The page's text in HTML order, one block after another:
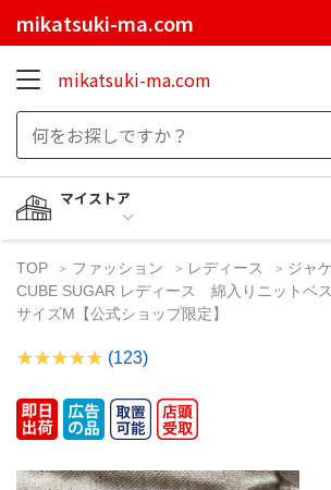
mikatsuki-ma.com
mikatsuki-ma.com
マイストア
TOP ファッション レディース
ジャ
CUBE SUGAR レディース 綿入りニット
サイズM【公式ショップ限定】
(123)